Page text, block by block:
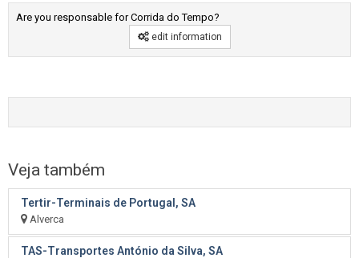
Are you responsable for Corrida do Tempo?
edit information
Veja também
Tertir-Terminais de Portugal, SA
Alverca
TAS-Transportes António da Silva, SA